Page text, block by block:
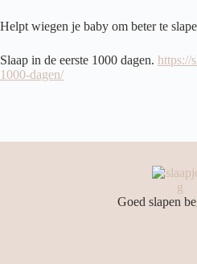
Helpt wiegen je baby om beter te
Slaap in de eerste 1000 dagen. https://
1000-dagen/
Goed slapen